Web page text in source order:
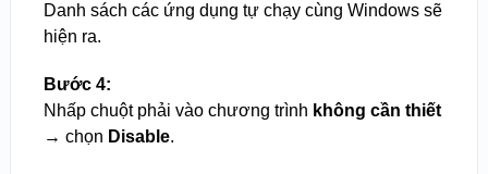
Danh sách các ứng dụng tự chạy cùng Windows sẽ
hiện ra.
Bước 4:
Nhấp chuột phải vào chương trình không cần thiết
→ chọn Disable.